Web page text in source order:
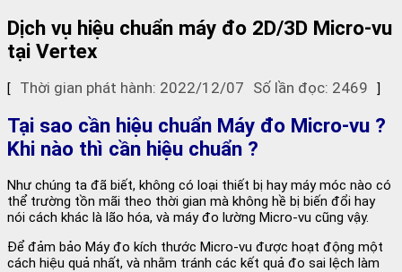
Dịch vụ hiệu chuẩn máy đo 2D/3D Micro-vu
tại Vertex
[ Thời gian phát hành: 2022/12/07 Số lần đọc: 2469 ]
Tại sao cần hiệu chuẩn Máy đo Micro-vu ?
Khi nào thì cần hiệu chuẩn ?
Như chúng ta đã biết, không có loại thiết bị hay máy móc nào có
thể trường tồn mãi theo thời gian mà không hề bị biến đổi hay
nói cách khác là lão hóa, và máy đo lường Micro-vu cũng vậy.
Để đảm bảo Máy đo kích thước Micro-vu được hoạt động một
cách hiệu quả nhất, và nhằm tránh các kết quả đo sai lệch làm